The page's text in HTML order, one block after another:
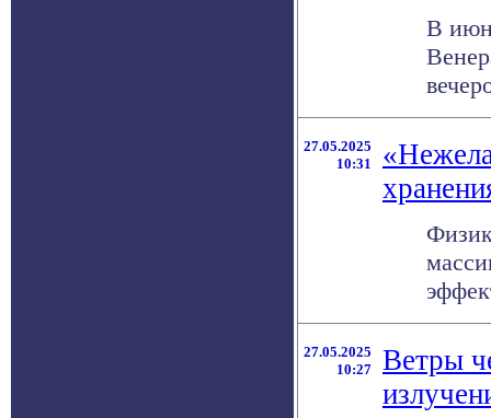
В
27.05.2025
10:31
27.05.2025
10:27
Ветры